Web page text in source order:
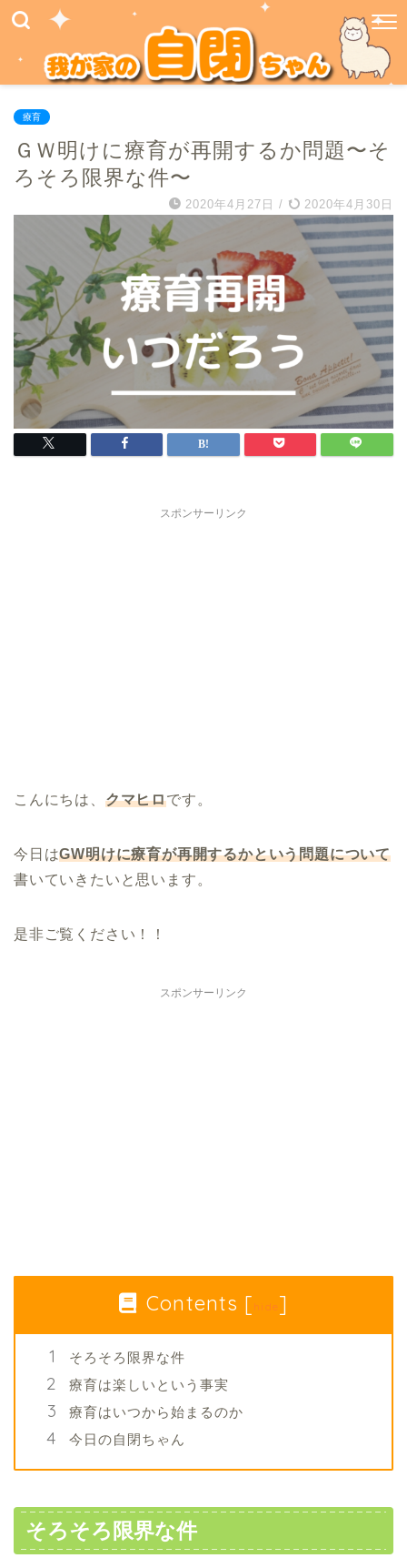
療育
ＧＷ明けに療育が再開するか問題〜そ
ろそろ限界な件〜
2020年4月27日 / 2020年4月30日
スポンサーリンク
こんにちは、 クマヒロです。
今日はGW明けに療育が再開するかという問題について
書いていきたいと思います。
是非ご覧ください！！
スポンサーリンク
Contents [ hide ]
そろそろ限界な件
療育は楽しいという事実
療育はいつから始まるのか
今日の自閉ちゃん
そろそろ限界な件